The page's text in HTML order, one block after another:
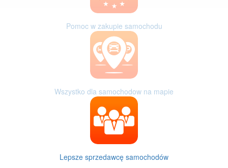
Pomoc w zakupie samochodu
Wszystko dla samochodow na mapie
Lepsze sprzedawcę samochodów